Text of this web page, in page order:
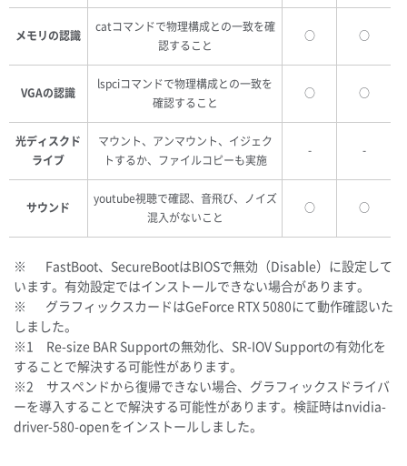
メモリの認識
catコマンドで物理構成との一致を確
認すること
○ ○
VGAの認識
lspciコマンドで物理構成との一致を
確認すること
○ ○
光ディスクド
ライブ
マウント、アンマウント、イジェク
トするか、ファイルコピーも実施
- -
サウンド
youtube視聴で確認、音飛び、ノイズ
混入がないこと
○ ○
※ FastBoot、SecureBootはBIOSで無効（Disable）に設定して
います。有効設定ではインストールできない場合があります。
※ グラフィックスカードはGeForce RTX 5080にて動作確認いた
しました。
※1 Re-size BAR Supportの無効化、SR-IOV Supportの有効化を
することで解決する可能性があります。
※2 サスペンドから復帰できない場合、グラフィックスドライバ
ーを導入することで解決する可能性があります。検証時はnvidia-
driver-580-openをインストールしました。